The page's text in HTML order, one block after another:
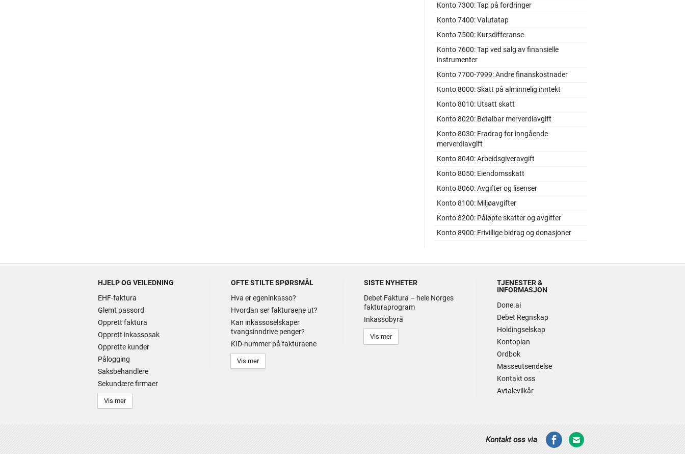
Konto 7300: Tap på fordringer
Konto 7400: Valutatap
Konto 7500: Kursdifferanse
Konto 7600: Tap ved salg av finansielle
instrumenter
Konto 7700-7999: Andre finanskostnader
Konto 8000: Skatt på alminnelig inntekt
Konto 8010: Utsatt skatt
Konto 8020: Betalbar merverdiavgift
Konto 8030: Fradrag for inngående
merverdiavgift
Konto 8040: Arbeidsgiveravgift
Konto 8050: Eiendomsskatt
Konto 8060: Avgifter og lisenser
Konto 8100: Miljøavgifter
Konto 8200: Påløpte skatter og avgifter
Konto 8900: Frivillige bidrag og donasjoner
HJELP OG VEILEDNING
EHF-faktura
Glemt passord
Opprett faktura
Opprett inkassosak
Opprette kunder
Pålogging
Saksbehandlere
Sekundære firmaer
Vis mer
OFTE STILTE SPØRSMÅL
Hva er egeninkasso?
Hvordan ser fakturaene ut?
Kan inkassoselskaper
tvangsinndrive penger?
KID-nummer på fakturaene
Vis mer
SISTE NYHETER
Debet Faktura – hele Norges
fakturaprogram
Inkassobyrå
Vis mer
TJENESTER &
INFORMASJON
Done.ai
Debet Regnskap
Holdingselskap
Kontoplan
Ordbok
Masseutsendelse
Kontakt oss
Avtalevilkår
Kontakt oss via